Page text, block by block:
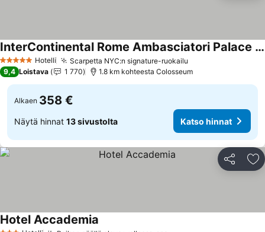
5 Tähtiluokitus
Hotelli Scarpetta NYC:n signature-ruokailu
InterContinental Rome Ambasciatori Palace by IHG
Katso hinnat
9,4 Loistava 1 770 1.8 km kohteesta Colosseum
Alkaen 358 €
Näytä hinnat 13 sivustolta Katso hinnat
Jaa
Hotel Accademia